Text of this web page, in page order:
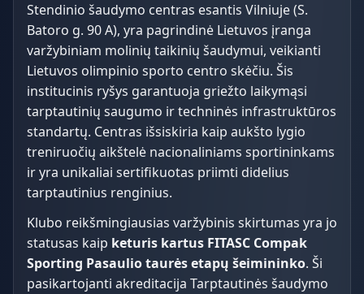
Stendinio šaudymo centras esantis Vilniuje (S.
Batoro g. 90 A), yra pagrindinė Lietuvos įranga
varžybiniam molinių taikinių šaudymui, veikianti
Lietuvos olimpinio sporto centro skėčiu. Šis
institucinis ryšys garantuoja griežto laikymąsi
tarptautinių saugumo ir techninės infrastruktūros
standartų. Centras išsiskiria kaip aukšto lygio
treniruočių aikštelė nacionaliniams sportininkams
ir yra unikaliai sertifikuotas priimti didelius
tarptautinius renginius.
Klubo reikšmingiausias varžybinis skirtumas yra jo
statusas kaip keturis kartus FITASC Compak
Sporting Pasaulio taurės etapų šeimininko. Ši
pasikartojanti akreditacija Tarptautinės šaudymo